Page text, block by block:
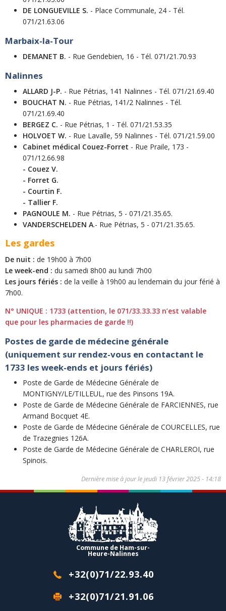
DE LONGUEVILLE S. - Place Communale, 24 - Tél.
071/21.63.06
Marbaix-la-Tour
DEMANET B. - Rue Gendebien, 16 - Tél. 071/21.70.93
Nalinnes
ALLARD J-P. - Rue Pétrias, 141 Nalinnes - Tél. 071/21.69.40
BOUCHAT N. - Rue Pétrias, 141/2 Nalinnes - Tél.
071/21.69.40
BERGEZ C. - Rue Pétrias, 1 - Tél. 071/21.53.35
HOLVOET W. - Rue Lavalle, 59 Nalinnes - Tél. 071/21.59.00
Cabinet médical Couez-Forret - Rue Praile, 173 -
071/12.66.98
- Couez V.
- Forret G.
- Courtin F.
- Tallier F.
PAGNOULE M. - Rue Pétrias, 5 - 071/21.35.65.
VANDERSCHELDEN A.- Rue Pétrias, 5 - 071/21.35.65.
Les gardes
De nuit : de 19h00 à 7h00
Le week-end : du samedi 8h00 au lundi 7h00
Les jours fériés : de la veille à 19h00 au lendemain du jour férié à
7h00.
N° UNIQUE : 1733 (attention, le 071/33.33.33 n’est valable
que pour les pharmacies de garde !!)
Postes de garde de médecine générale
(uniquement sur rendez-vous en contactant le
1733 les week-ends et jours fériés)
Poste de Garde de Médecine Générale de
MONTIGNY/LE/TILLEUL, rue des Pinsons 19A.
Poste de Garde de Médecine Générale de FARCIENNES, rue
Armand Bocquet 4E.
Poste de Garde de Médecine Générale de COURCELLES, rue
de Trazegnies 126A.
Poste de Garde de Médecine Générale de CHARLEROI, rue
Spinois.
Dernière mise à jour lejeudi 13 février 2025 - 14:18
Commune de Ham-sur-
Heure-Nalinnes
+32(0)71/22.93.40
+32(0)71/21.91.06